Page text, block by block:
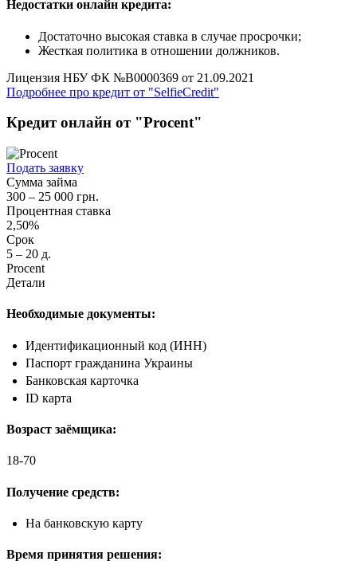
Недостатки онлайн кредита:
Достаточно высокая ставка в случае просрочки;
Жесткая политика в отношении должников.
Лицензия НБУ ФК №В0000369 от 21.09.2021
Подробнее про кредит от "SelfieCredit"
Кредит онлайн от "Procent"
Подать заявку
Сумма займа
300 – 25 000 грн.
Процентная ставка
2,50%
Срок
5 – 20 д.
Procent
Детали
Необходимые документы:
Идентификационный код (ИНН)
Паспорт гражданина Украины
Банковская карточка
ID карта
Возраст заёмщика:
18-70
Получение средств:
На банковскую карту
Время принятия решения: